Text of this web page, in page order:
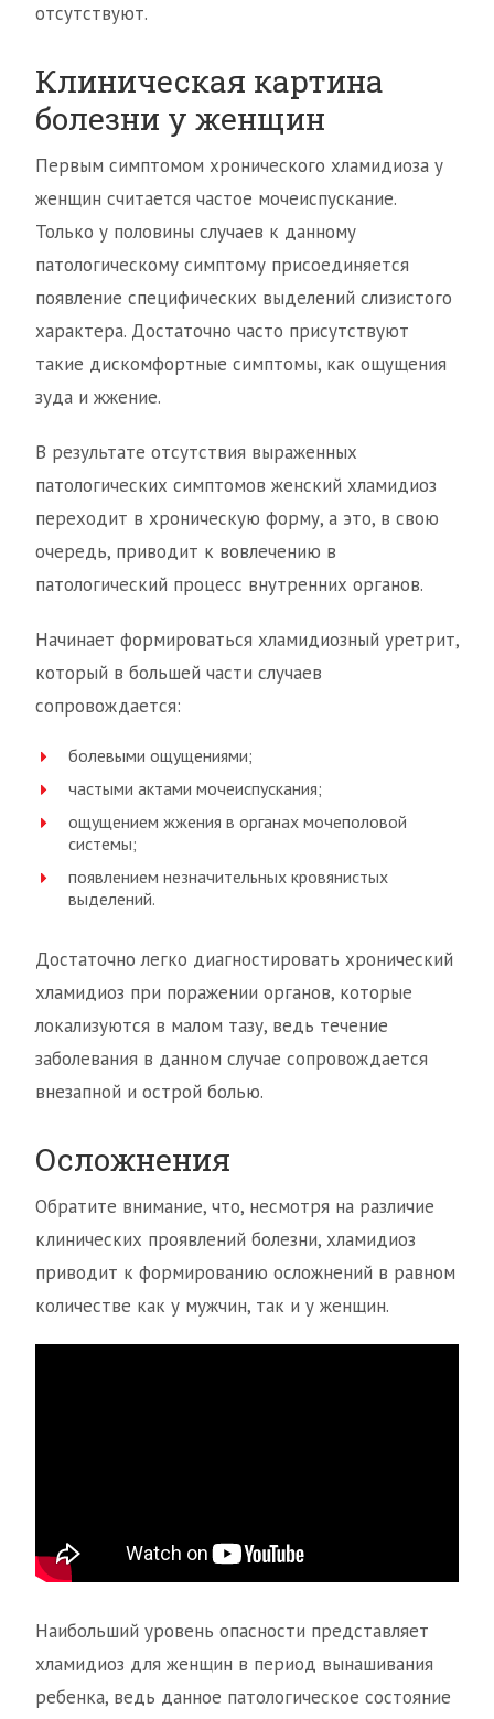
отсутствуют.
Клиническая картина
болезни у женщин
Первым симптомом хронического хламидиоза у
женщин считается частое мочеиспускание.
Только у половины случаев к данному
патологическому симптому присоединяется
появление специфических выделений слизистого
характера. Достаточно часто присутствуют
такие дискомфортные симптомы, как ощущения
зуда и жжение.
В результате отсутствия выраженных
патологических симптомов женский хламидиоз
переходит в хроническую форму, а это, в свою
очередь, приводит к вовлечению в
патологический процесс внутренних органов.
Начинает формироваться хламидиозный уретрит,
который в большей части случаев
сопровождается:
болевыми ощущениями;
частыми актами мочеиспускания;
ощущением жжения в органах мочеполовой
системы;
появлением незначительных кровянистых
выделений.
Достаточно легко диагностировать хронический
хламидиоз при поражении органов, которые
локализуются в малом тазу, ведь течение
заболевания в данном случае сопровождается
внезапной и острой болью.
Осложнения
Обратите внимание, что, несмотря на различие
клинических проявлений болезни, хламидиоз
приводит к формированию осложнений в равном
количестве как у мужчин, так и у женщин.
Наибольший уровень опасности представляет
хламидиоз для женщин в период вынашивания
ребенка, ведь данное патологическое состояние